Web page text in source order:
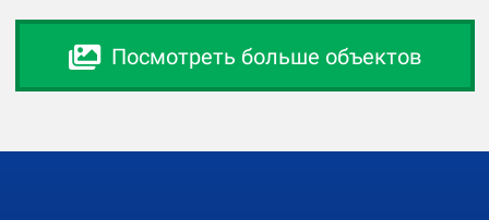
Посмотреть больше объектов